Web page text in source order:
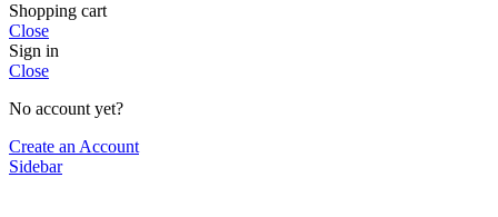
Shopping cart
Close
Sign in
Close
No account yet?
Create an Account
Sidebar